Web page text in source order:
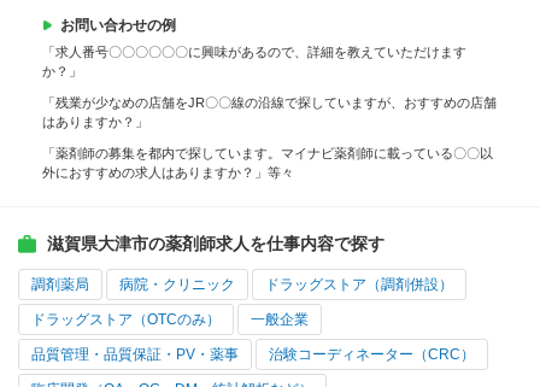
お問い合わせの例
「求人番号〇〇〇〇〇〇に興味があるので、詳細を教えていただけます
か？」
「残業が少なめの店舗をJR〇〇線の沿線で探していますが、おすすめの店舗
はありますか？」
「薬剤師の募集を都内で探しています。マイナビ薬剤師に載っている〇〇以
外におすすめの求人はありますか？」等々
滋賀県大津市の薬剤師求人を仕事内容で探す
調剤薬局 病院・クリニック ドラッグストア（調剤併設）
ドラッグストア（OTCのみ） 一般企業
品質管理・品質保証・PV・薬事 治験コーディネーター（CRC）